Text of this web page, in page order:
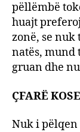
pëllëmbë
huajt
zonë, se nuk
natës, mund
gruan dhe
ÇFARË
Nuk i